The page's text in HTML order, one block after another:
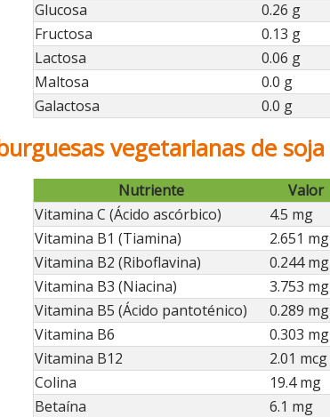
Glucosa
0.26 g
Fructosa
0.13 g
Lactosa
0.06 g
Maltosa
0.0 g
Galactosa
0.0 g
vegetarianas de soja
Nutriente
Valor
Vitamina C (Ácido ascórbico)
4.5 mg
Vitamina B1 (Tiamina)
2.651 mg
Vitamina B2 (Riboflavina)
0.244 mg
Vitamina B3 (Niacina)
3.753 mg
Vitamina B5 (Ácido pantoténico)
0.289 mg
Vitamina B6
0.303 mg
Vitamina B12
2.01 mcg
Colina
19.4 mg
Betaína
6.1 mg